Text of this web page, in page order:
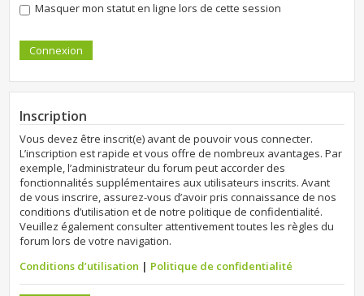
Masquer mon statut en ligne lors de cette session
Inscription
Vous devez être inscrit(e) avant de pouvoir vous connecter.
L’inscription est rapide et vous offre de nombreux avantages. Par
exemple, l’administrateur du forum peut accorder des
fonctionnalités supplémentaires aux utilisateurs inscrits. Avant
de vous inscrire, assurez-vous d’avoir pris connaissance de nos
conditions d’utilisation et de notre politique de confidentialité.
Veuillez également consulter attentivement toutes les règles du
forum lors de votre navigation.
Conditions d’utilisation | Politique de confidentialité